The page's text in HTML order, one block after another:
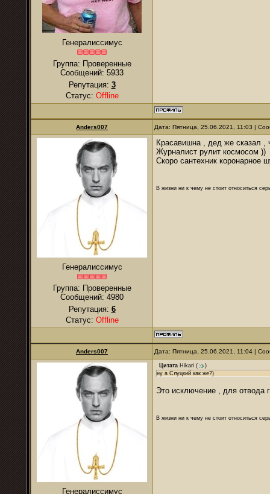
Генералиссимус
Группа: Проверенные
Сообщений: 5933
Репутация: 3
Статус: Offline
Anders007 Дата: Пятница, 25.06.2021, 11:03 |
Генералиссимус
Группа: Проверенные
Сообщений: 4980
Репутация: 6
Статус: Offline
Красавишна , дед же сказал ,
Журналист рулит космосом ))
Скоро сантехник коронарное
В жизни ни к чему не стоит относиться
Anders007 Дата: Пятница, 25.06.2021, 11:04 |
Генералиссимус
Цитата Hikari (
)
ну а Слуцкий как же?)
Это исключение , для отвода
В жизни ни к чему не стоит относиться